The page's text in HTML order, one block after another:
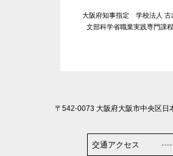
大阪府知事指定 学校法人 古
文部科学省職業実践専門課
〒542-0073 大阪府大阪市中央区日
交通アクセス